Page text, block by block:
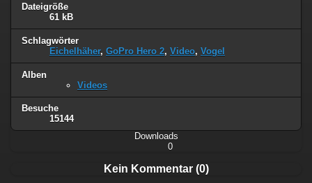
Dateigröße
61 kB
Schlagwörter
Eichelhäher, GoPro Hero 2, Video, Vogel
Alben
Videos
Besuche
15144
Downloads
0
Kein Kommentar (0)